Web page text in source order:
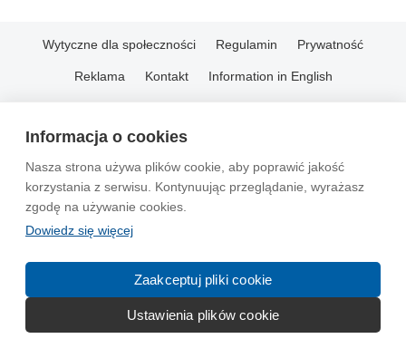
Informacja o cookies
Nasza strona używa plików cookie, aby poprawić jakość
korzystania z serwisu. Kontynuując przeglądanie, wyrażasz
zgodę na używanie cookies.
Dowiedz się więcej
Zaakceptuj pliki cookie
Ustawienia plików cookie
Wytyczne dla społeczności Regulamin Prywatność
Reklama Kontakt Information in English